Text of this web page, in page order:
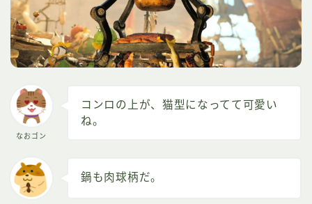
なおゴン
コンロの上が、猫型になってて可愛い
ね。
鍋も肉球柄だ。